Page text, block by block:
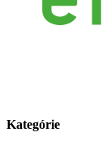
Kategórie